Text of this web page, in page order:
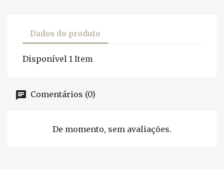
Dados do produto
Disponível 1 Item
Comentários (0)
De momento, sem avaliações.